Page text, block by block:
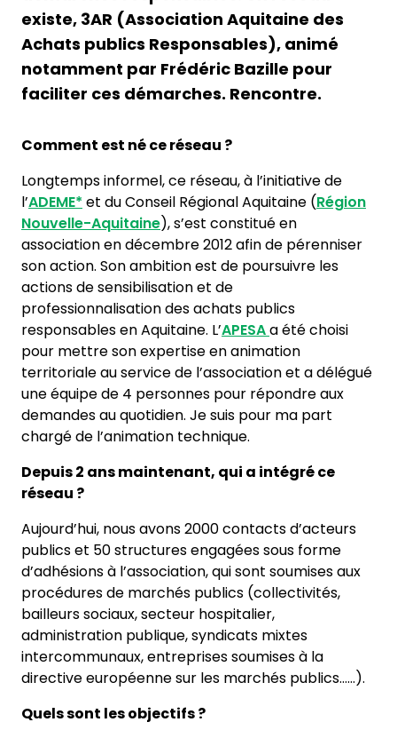
existe, 3AR (Association Aquitaine des
Achats publics Responsables), animé
notamment par Frédéric Bazille pour
faciliter ces démarches. Rencontre.
Comment est né ce réseau ?
Longtemps informel, ce réseau, à l’initiative de
l’ADEME* et du Conseil Régional Aquitaine (Région
Nouvelle-Aquitaine), s’est constitué en
association en décembre 2012 afin de pérenniser
son action. Son ambition est de poursuivre les
actions de sensibilisation et de
professionnalisation des achats publics
responsables en Aquitaine. L’APESAa été choisi
pour mettre son expertise en animation
territoriale au service de l’association et a délégué
une équipe de 4 personnes pour répondre aux
demandes au quotidien. Je suis pour ma part
chargé de l’animation technique.
Depuis 2 ans maintenant, qui a intégré ce
réseau ?
Aujourd’hui, nous avons 2000 contacts d’acteurs
publics et 50 structures engagées sous forme
d’adhésions à l’association, qui sont soumises aux
procédures de marchés publics (collectivités,
bailleurs sociaux, secteur hospitalier,
administration publique, syndicats mixtes
intercommunaux, entreprises soumises à la
directive européenne sur les marchés publics……).
Quels sont les objectifs ?